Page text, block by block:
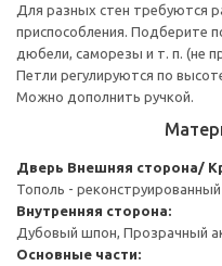
Для разных стен требуются
приспособления. Подберите
дюбели, саморезы и т. п. (не
Петли регулируются по
Можно дополнить ручкой.
Дверь Внешняя сторона/
Тополь -
Внутренняя сторона:
Дубовый шпон, Прозрачный
Основные части: